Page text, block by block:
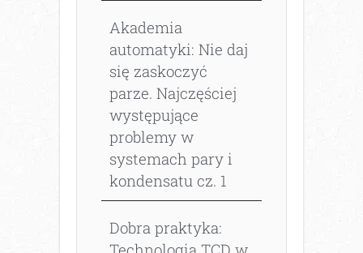
Akademia
automatyki: Nie daj
się zaskoczyć
parze. Najczęściej
występujące
problemy w
systemach pary i
kondensatu cz. 1
Dobra praktyka: